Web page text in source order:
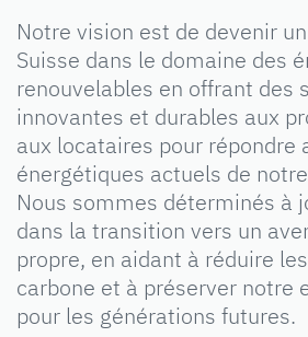
Notre vision est de devenir
Suisse dans le domaine des
renouvelables en offrant des
innovantes et durables aux
aux locataires pour répondre
énergétiques actuels de
Nous sommes déterminés à
dans la transition vers un
propre, en aidant à réduire
carbone et à préserver notre
pour les générations futures.